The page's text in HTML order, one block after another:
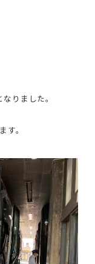
りました。
す。